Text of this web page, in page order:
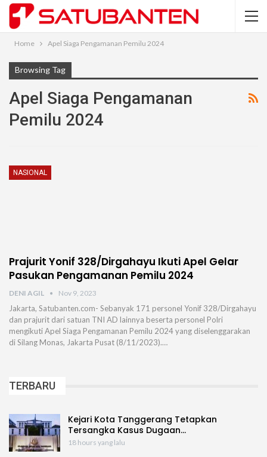
Home Apel Siaga Pengamanan Pemilu 2024
Browsing Tag
Apel Siaga Pengamanan
Pemilu 2024
NASIONAL
Prajurit Yonif 328/Dirgahayu Ikuti Apel Gelar
Pasukan Pengamanan Pemilu 2024
DENI AGIL Nov 9, 2023
Jakarta, Satubanten.com- Sebanyak 171 personel Yonif 328/Dirgahayu
dan prajurit dari satuan TNI AD lainnya beserta personel Polri
mengikuti Apel Siaga Pengamanan Pemilu 2024 yang diselenggarakan
di Silang Monas, Jakarta Pusat (8/11/2023).…
TERBARU
Kejari Kota Tanggerang Tetapkan
Tersangka Kasus Dugaan…
18 hours yang lalu